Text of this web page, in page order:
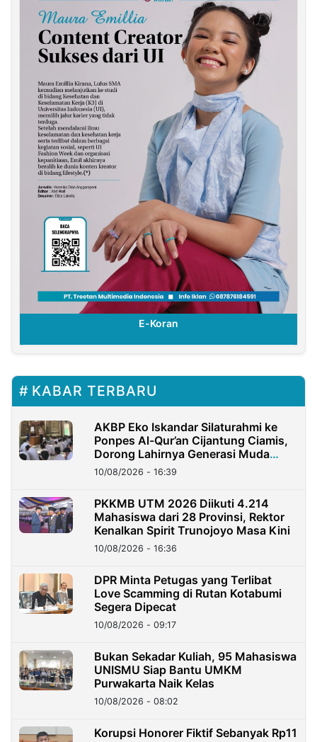
E-Koran
KABAR TERBARU
AKBP Eko Iskandar Silaturahmi ke
Ponpes Al-Qur’an Cijantung Ciamis,
Dorong Lahirnya Generasi Muda
Berkarakter
10/08/2026 - 16:39
PKKMB UTM 2026 Diikuti 4.214
Mahasiswa dari 28 Provinsi, Rektor
Kenalkan Spirit Trunojoyo Masa Kini
10/08/2026 - 16:36
DPR Minta Petugas yang Terlibat
Love Scamming di Rutan Kotabumi
Segera Dipecat
10/08/2026 - 09:17
Bukan Sekadar Kuliah, 95 Mahasiswa
UNISMU Siap Bantu UMKM
Purwakarta Naik Kelas
10/08/2026 - 08:02
Korupsi Honorer Fiktif Sebanyak Rp11